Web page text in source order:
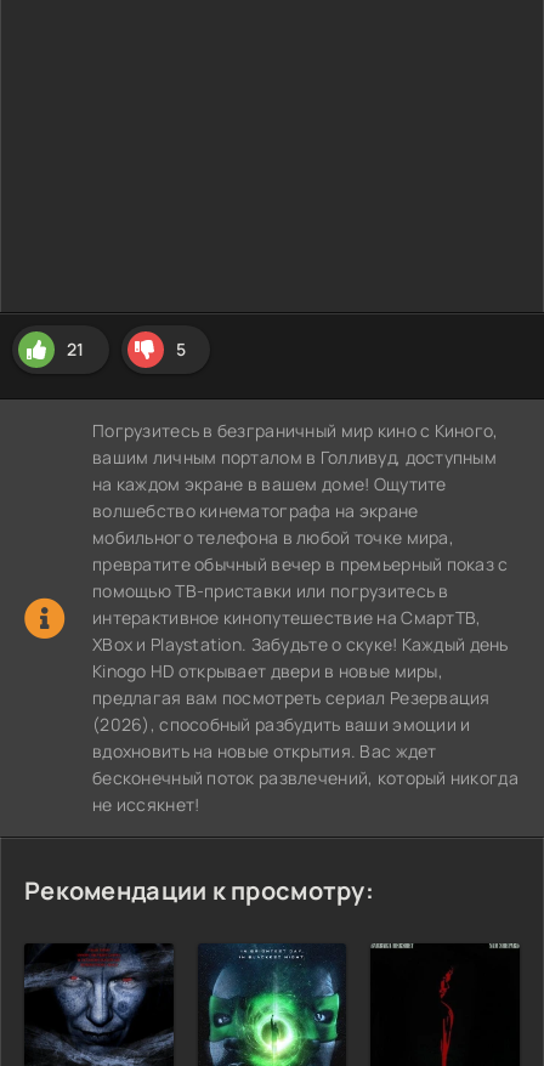
21 5
Погрузитесь в безграничный мир кино с Киного,
вашим личным порталом в Голливуд, доступным
на каждом экране в вашем доме! Ощутите
волшебство кинематографа на экране
мобильного телефона в любой точке мира,
превратите обычный вечер в премьерный показ с
помощью ТВ-приставки или погрузитесь в
интерактивное кинопутешествие на СмартТВ,
XBox и Playstation. Забудьте о скуке! Каждый день
Kinogo HD открывает двери в новые миры,
предлагая вам посмотреть сериал Резервация
(2026), способный разбудить ваши эмоции и
вдохновить на новые открытия. Вас ждет
бесконечный поток развлечений, который никогда
не иссякнет!
Рекомендации к просмотру: